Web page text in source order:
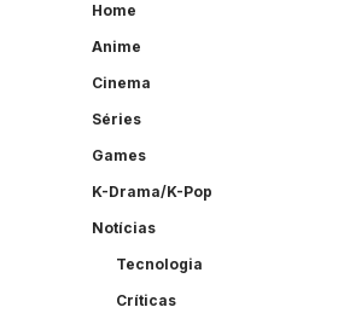
Home
Anime
Cinema
Séries
Games
K-Drama/K-Pop
Notícias
Tecnologia
Críticas